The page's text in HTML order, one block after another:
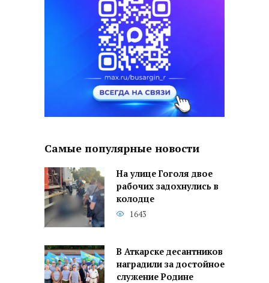
Самые популярные новости
На улице Гоголя двое
рабочих задохнулись в
колодце
1643
В Аткарске десантников
наградили за достойное
служение Родине